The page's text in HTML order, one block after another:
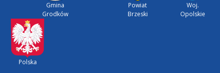
Gmina
Grodków
Powiat
Brzeski
Woj.
Opolskie
Polska